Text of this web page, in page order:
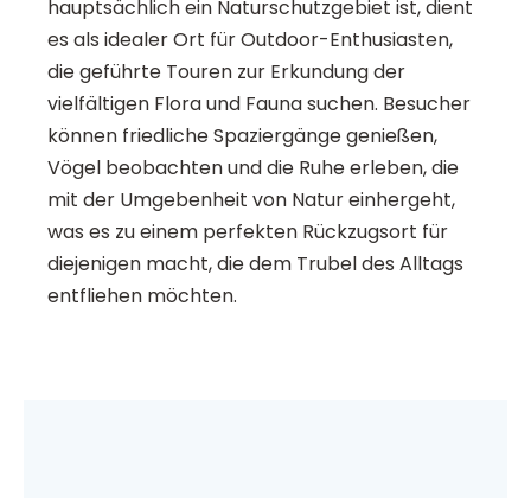
hauptsächlich ein Naturschutzgebiet ist, dient
es als idealer Ort für Outdoor-Enthusiasten,
die geführte Touren zur Erkundung der
vielfältigen Flora und Fauna suchen. Besucher
können friedliche Spaziergänge genießen,
Vögel beobachten und die Ruhe erleben, die
mit der Umgebenheit von Natur einhergeht,
was es zu einem perfekten Rückzugsort für
diejenigen macht, die dem Trubel des Alltags
entfliehen möchten.